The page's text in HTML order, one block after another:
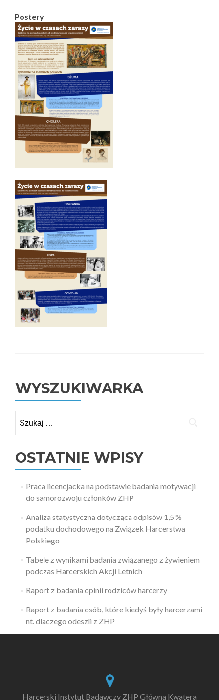
Postery
WYSZUKIWARKA
OSTATNIE WPISY
Praca licencjacka na podstawie badania motywacji
do samorozwoju członków ZHP
Analiza statystyczna dotycząca odpisów 1,5 %
podatku dochodowego na Związek Harcerstwa
Polskiego
Tabele z wynikami badania związanego z żywieniem
podczas Harcerskich Akcji Letnich
Raport z badania opinii rodziców harcerzy
Raport z badania osób, które kiedyś były harcerzami
nt. dlaczego odeszli z ZHP
Harcerski Instytut Badawczy ZHP Główna Kwatera